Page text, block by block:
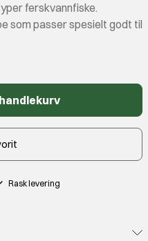
ferskvannfiske.
som passer spesielt godt til
Rask levering